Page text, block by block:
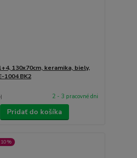
130x70cm, keramika, biely,
1004 BK2
2 - 3 pracovné dni
Pridať do košíka